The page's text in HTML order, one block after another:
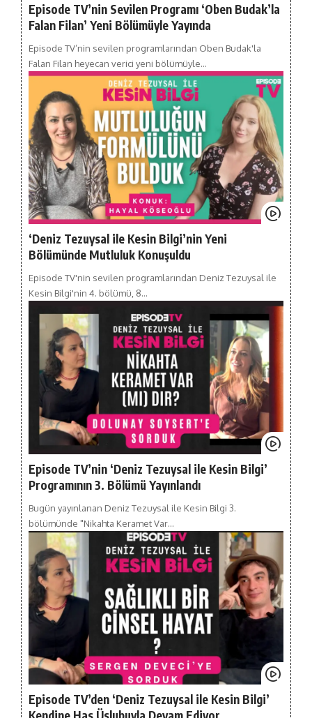
Episode TV’nin Sevilen Programı ‘Oben Budak’la
Falan Filan’ Yeni Bölümüyle Yayında
Episode TV’nin sevilen programlarından Oben Budak'la
Falan Filan heyecan verici yeni bölümüyle…
‘Deniz Tezuysal ile Kesin Bilgi’nin Yeni
Bölümünde Mutluluk Konuşuldu
Episode TV'nin sevilen programlarından Deniz Tezuysal ile
Kesin Bilgi'nin 4. bölümü, 8…
Episode TV’nin ‘Deniz Tezuysal ile Kesin Bilgi’
Programının 3. Bölümü Yayınlandı
Bugün yayınlanan Deniz Tezuysal ile Kesin Bilgi 3.
bölümünde "Nikahta Keramet Var…
Episode TV’den ‘Deniz Tezuysal ile Kesin Bilgi’
Kendine Has Üslubuyla Devam Ediyor